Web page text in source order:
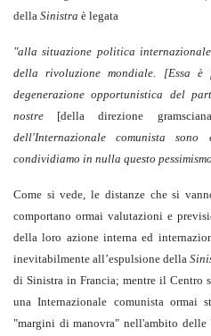
della Sinistra è legata
"alla situazione politica
della rivoluzione mondiale. [Essa
degenerazione opportunistica del
nostre [della direzione
dell'Internazionale comunista sono
condividiamo in nulla questo
Come si vede, le distanze che si
comportano ormai valutazioni e
della loro azione interna ed
inevitabilmente all’espulsione della
di Sinistra in Francia; mentre il Centro
una Internazionale comunista ormai
"margini di manovra" nell'ambito